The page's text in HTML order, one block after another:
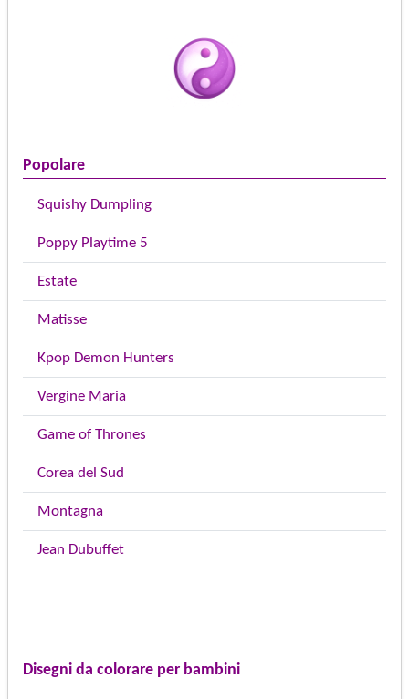
Popolare
Squishy Dumpling
Poppy Playtime 5
Estate
Matisse
Kpop Demon Hunters
Vergine Maria
Game of Thrones
Corea del Sud
Montagna
Jean Dubuffet
Disegni da colorare per bambini